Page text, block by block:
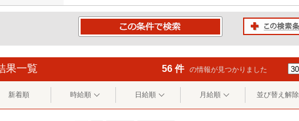
果一覧 56 件 の情報が見つかりました
新着順 時給順 日給順 月給順 並び替え解除